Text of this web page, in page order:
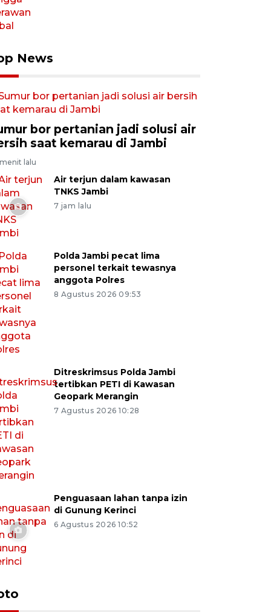
News
bor pertanian jadi solusi air
saat kemarau di Jambi
lalu
Air terjun dalam kawasan
TNKS Jambi
7 jam lalu
Polda Jambi pecat lima
personel terkait tewasnya
anggota Polres
8 Agustus 2026 09:53
Ditreskrimsus Polda Jambi
tertibkan PETI di Kawasan
Geopark Merangin
7 Agustus 2026 10:28
Penguasaan lahan tanpa izin
di Gunung Kerinci
6 Agustus 2026 10:52